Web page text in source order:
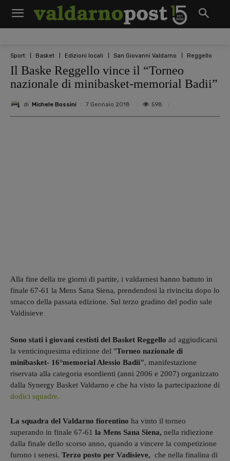
Sport Basket Edizioni locali San Giovanni Valdarno Reggello
Il Baske Reggello vince il “Torneo
nazionale di minibasket-memorial Badii”
di Michele Bossini 7 Gennaio 2018 598
Alla fine della tre giorni di partite, i valdarnesi hanno battuto in
finale 67-61 la Mens Sana Siena, prendendosi la rivincita dopo lo
smacco della passata edizione. Sul terzo gradino del podio sale
Valdisieve
Sono stati i giovani cestisti del Basket Reggello ad aggiudicarsi
la venticinquesima edizione del "Torneo nazionale di
minibasket- 16°memorial Alessio Badii", manifestazione
riservata alla categoria esordienti (anni 2006 e 2007) organizzato
dalla Synergy Basket Valdarno e che ha visto la partecipazione di
dodici squadre.
La squadra del Valdarno fiorentino ha vinto il torneo
superando in finale 67-61 la Mens Sana Siena, nella ridiezione
dalla finale dello scorso anno, quando a vincere la competizione
furono i senesi. Terzo posto per Vadisieve, che nella finalina di